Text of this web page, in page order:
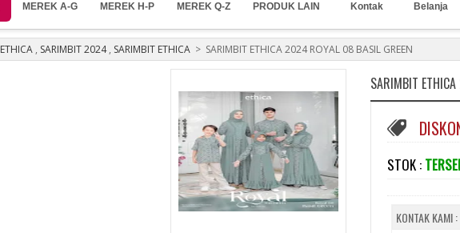
MEREK A-G MEREK H-P MEREK Q-Z PRODUK LAIN Kontak Belanja
ETHICA , SARIMBIT 2024, SARIMBIT ETHICA > SARIMBIT ETHICA 2024 ROYAL 08 BASIL GREEN
SARIMBIT
STOK :
KONTAK KAMI :